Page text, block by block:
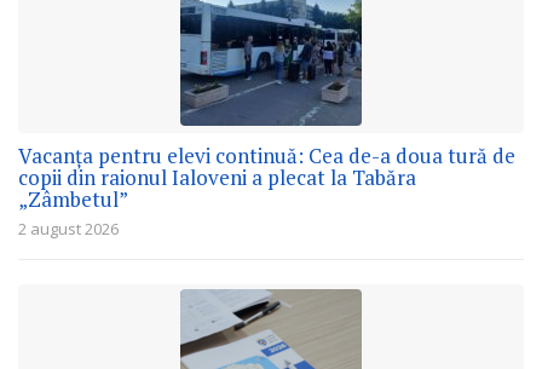
Vacanța pentru elevi continuă: Cea de-a doua tură de
copii din raionul Ialoveni a plecat la Tabăra
„Zâmbetul”
2 august 2026